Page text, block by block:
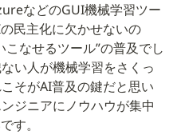
などのGUI機械学習ツー
民主化に欠かせないの
なせるツール”の普及でし
い人が機械学習をさくっ
そがAI普及の鍵だと思い
ジニアにノウハウが集中
す。